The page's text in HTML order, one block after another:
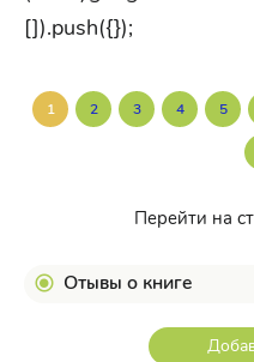
[]).push({});
1 2 3 4 5
Перейти на
Отывы о книге